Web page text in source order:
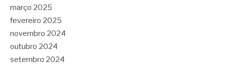
março 2025
fevereiro 2025
novembro 2024
outubro 2024
setembro 2024